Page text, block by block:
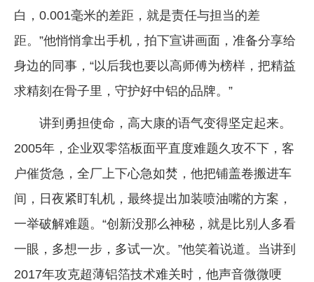
白，0.001毫米的差距，就是责任与担当的差
距。”他悄悄拿出手机，拍下宣讲画面，准备分享给
身边的同事，“以后我也要以高师傅为榜样，把精益
求精刻在骨子里，守护好中铝的品牌。”
讲到勇担使命，高大康的语气变得坚定起来。
2005年，企业双零箔板面平直度难题久攻不下，客
户催货急，全厂上下心急如焚，他把铺盖卷搬进车
间，日夜紧盯轧机，最终提出加装喷油嘴的方案，
一举破解难题。“创新没那么神秘，就是比别人多看
一眼，多想一步，多试一次。”他笑着说道。当讲到
2017年攻克超薄铝箔技术难关时，他声音微微哽